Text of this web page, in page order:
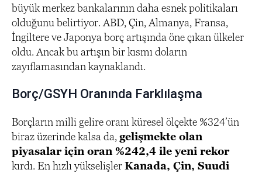
büyük merkez bankalarının daha esnek politikaları
olduğunu belirtiyor. ABD, Çin, Almanya, Fransa,
İngiltere ve Japonya borç artışında öne çıkan ülkeler
oldu. Ancak bu artışın bir kısmı doların
zayıflamasından kaynaklandı.
Borç/GSYH Oranında Farklılaşma
Borçların milli gelire oranı küresel ölçekte %324’ün
biraz üzerinde kalsa da, gelişmekte olan
piyasalar için oran %242,4 ile yeni rekor
kırdı. En hızlı yükselişlerKanada, Çin, Suudi